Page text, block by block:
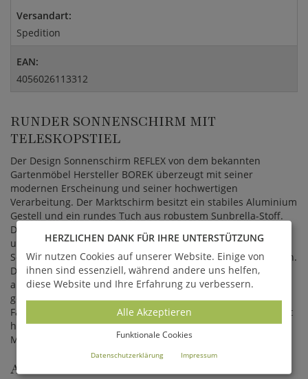
Versandart:
Spedition
EAN:
4056026113312
RUNDER SONNENSCHIRM MIT
TELESKOPSTIEL
Der Design Sonnenschirm REFLEX von dem bekannten
Gartenmöbel Hersteller BOREK überzeugt mit seiner
modernen Erscheinung und seiner hochwertigen
Verarbeitung. Der Marktschirm besitzt ein stabiles Aluminium
Gestell und ein rundes Tuch aus robustem Sunbrella-Stoff.
Der Sonnenschirm ist wasserabweisend, UV-undurchlässig
und absolut farbecht. Mit Hilfe von 4 Umlenkrollen kann der
Sonnenschirm kinderleicht geöffnet und geschlossen werden.
Der Sonnenschirm REFLEX ist mit einem Teleskopsystem
ausgestattet, so dass er auch über einemGartentisch
geschlossen werden kann. Der Schirm ist wahlweise in den
Farben Weiß, Taupe oder Schwarz erhältlich und passt damit
hervorragend zu unseren hochwertigenGartenmöbelnvon
MBM und Borek.
ALLE VORTEILE IM ÜBERBLICK
HERZLICHEN DANK FÜR IHRE UNTERSTÜTZUNG
Wir nutzen Cookies auf unserer Website. Einige von
ihnen sind essenziell, während andere uns helfen,
diese Website und Ihre Erfahrung zu verbessern.
Alle Akzeptieren
Funktionale Cookies
Datenschutzerklärung Impressum